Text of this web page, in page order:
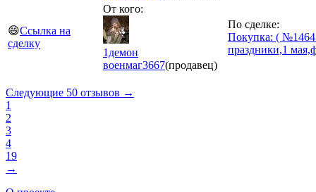
😄Ссылка на
сделку
От кого:
1демон
военмаг3667(продавец)
По сделке:
Покупка: (
праздники,1
Следующие 50 отзывов →
1
2
3
4
19
→